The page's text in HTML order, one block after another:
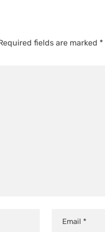
fields are marked *